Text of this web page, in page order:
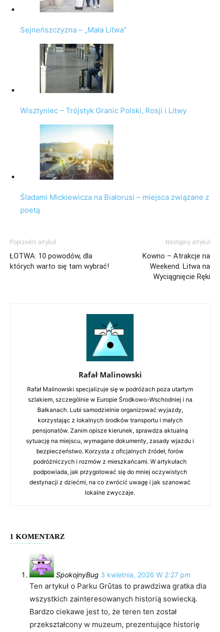
Sejneńszczyzna – „Mała Litwa”
Wisztyniec – Trójstyk Granic Polski, Rosji i Litwy
Śladami Mickiewicza na Białorusi – miejsca związane z
poetą
Poprzedni artykuł
ŁOTWA: 10 powodów, dla
których warto się tam wybrać!
Następny artykuł
Kowno – Atrakcje na
Weekend. Litwa na
Wyciągnięcie Ręki
Rafał Malinowski
Rafał Malinowski specjalizuje się w podróżach poza utartym
szlakiem, szczególnie w Europie Środkowo-Wschodniej i na
Bałkanach. Lubi samodzielnie organizować wyjazdy,
korzystając z lokalnych środków transportu i małych
pensjonatów. Zanim opisze kierunek, sprawdza aktualną
sytuację na miejscu, wymagane dokumenty, zasady wjazdu i
bezpieczeństwo. Korzysta z oficjalnych źródeł, forów
podróżniczych i rozmów z mieszkańcami. W artykułach
podpowiada, jak przygotować się do mniej oczywistych
destynacji z dziećmi, na co zwrócić uwagę i jak szanować
lokalne zwyczaje.
1 KOMENTARZ
SpokojnyBug 3 kwietnia, 2026 W 2:27 pm
Ten artykuł o Parku Grūtas to prawdziwa gratka dla
wszystkich zainteresowanych historią sowiecką.
Bardzo ciekawe jest to, że teren ten został
przekształcony w muzeum, prezentujące historię